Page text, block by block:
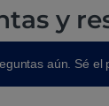
y
aún. Sé el